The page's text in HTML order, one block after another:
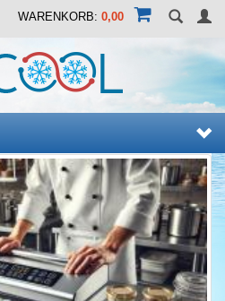
WARENKORB: 0,00